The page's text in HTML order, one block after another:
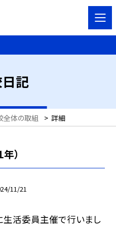
記
全体の取組 > 詳細
）
11/21
活委員主催で行いまし